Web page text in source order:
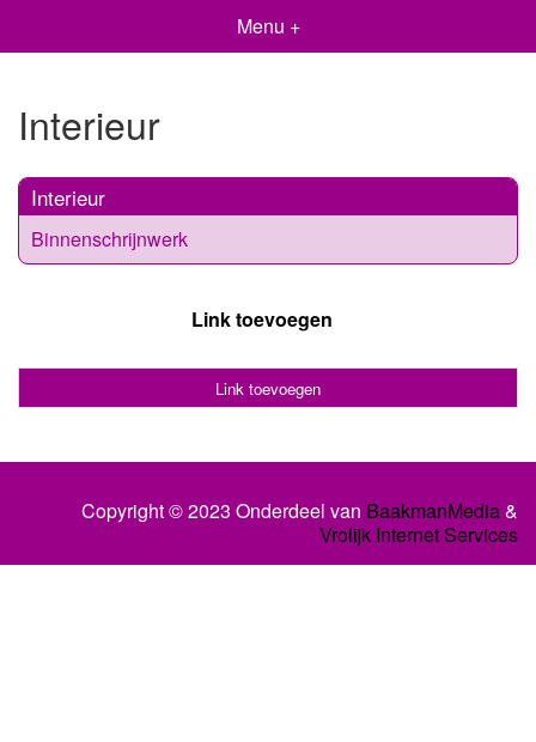
Menu +
Interieur
Interieur
Binnenschrijnwerk
Link toevoegen
Link toevoegen
Copyright © 2023 Onderdeel van BaakmanMedia&
Vrolijk Internet Services